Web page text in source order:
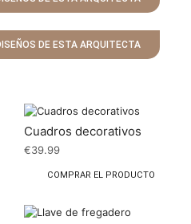
DE ESTA ARQUITECTA
Cuadros decorativos
€39.99
COMPRAR EL PRODUCTO